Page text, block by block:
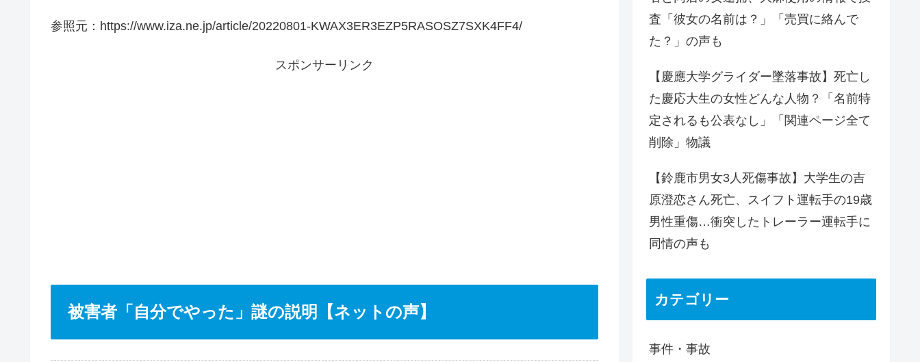
参照元：https://www.iza.ne.jp/article/20220801-KWAX3ER3EZP5RASOSZ7SXK4FF4/
スポンサーリンク
被害者「自分でやった」謎の説明【ネットの声】
査「彼女の名前は？」「売買に絡んで
た？」の声も
【慶應大学グライダー墜落事故】死亡し
た慶応大生の女性どんな人物？「名前特
定されるも公表なし」「関連ページ全て
削除」物議
【鈴鹿市男女3人死傷事故】大学生の吉
原澄恋さん死亡、スイフト運転手の19歳
男性重傷…衝突したトレーラー運転手に
同情の声も
カテゴリー
事件・事故